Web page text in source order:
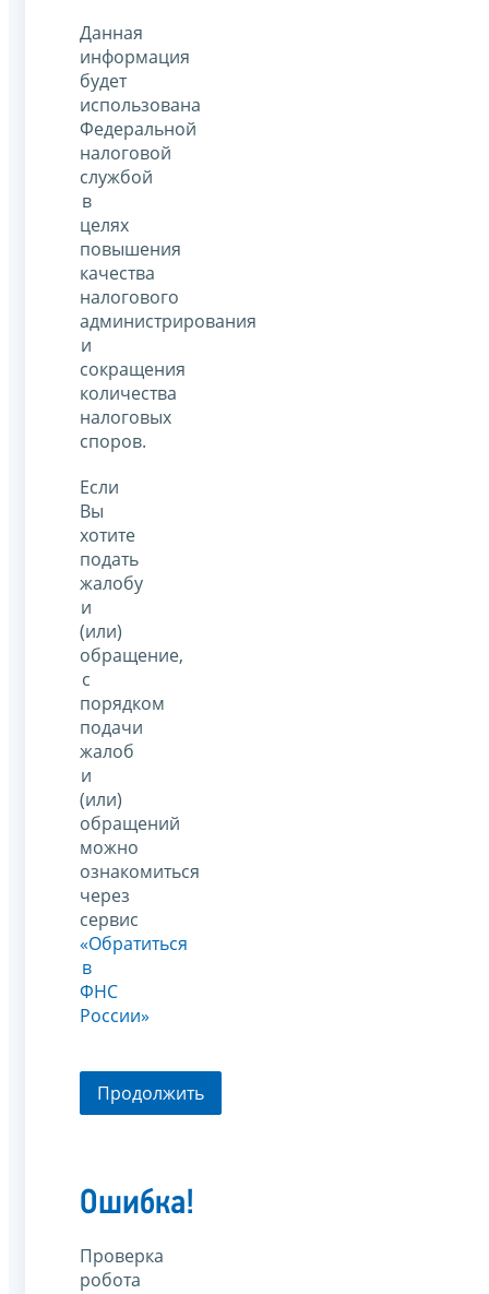
Данная
информация
будет
использована
Федеральной
налоговой
службой
в
целях
повышения
качества
налогового
администрирования
и
сокращения
количества
налоговых
споров.
Если
Вы
хотите
подать
жалобу
и
(или)
обращение,
с
порядком
подачи
жалоб
и
(или)
обращений
можно
ознакомиться
через
сервис
«Обратиться
в
ФНС
России»
Продолжить
Ошибка!
Проверка
робота